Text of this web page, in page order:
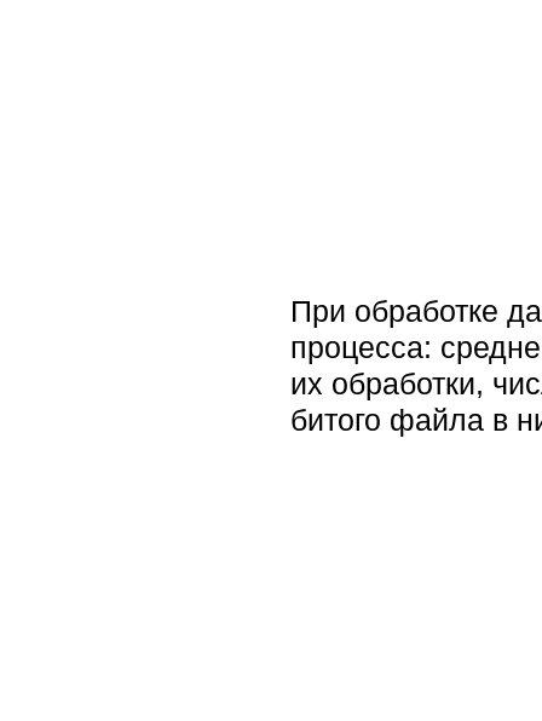
При обработке
процесса:
их обработки,
битого файла в